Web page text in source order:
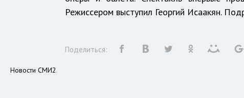
Режиссером выступил Георгий Исаакян.
Поделиться:
Новости СМИ2